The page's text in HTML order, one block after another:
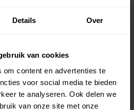
Details Over
van cookies
om content en advertenties te
voor social media te bieden
te analyseren. Ook delen we
van onze site met onze
huishoudens